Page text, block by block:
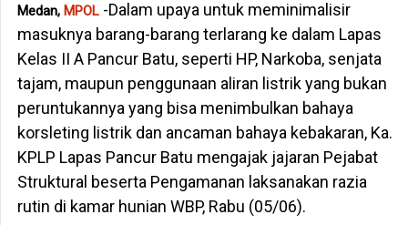
Medan, MPOL-Dalam upaya untuk meminimalisir
masuknya barang-barang terlarang ke dalam Lapas
Kelas II A Pancur Batu, seperti HP, Narkoba, senjata
tajam, maupun penggunaan aliran listrik yang bukan
peruntukannya yang bisa menimbulkan bahaya
korsleting listrik dan ancaman bahaya kebakaran, Ka.
KPLP Lapas Pancur Batu mengajak jajaran Pejabat
Struktural beserta Pengamanan laksanakan razia
rutin di kamar hunian WBP, Rabu (05/06).